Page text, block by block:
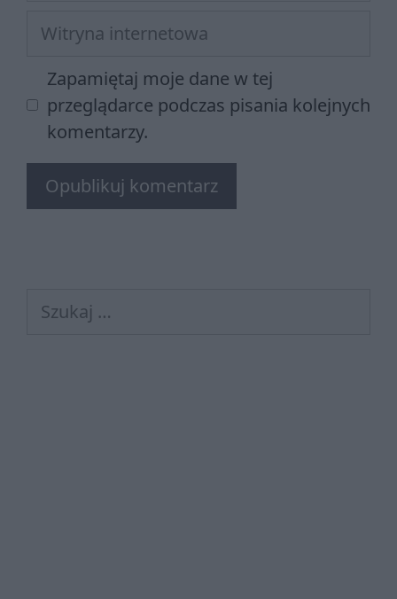
Witryna
internetowa
Zapamiętaj moje dane w tej
przeglądarce podczas pisania kolejnych
komentarzy.